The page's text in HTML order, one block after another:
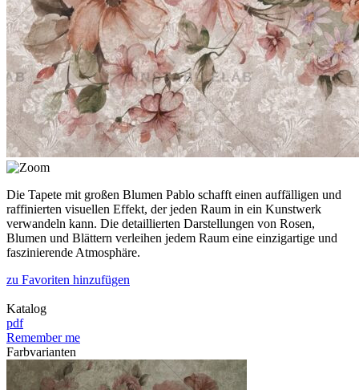
Die Tapete mit großen Blumen Pablo schafft einen auffälligen und
raffinierten visuellen Effekt, der jeden Raum in ein Kunstwerk
verwandeln kann. Die detaillierten Darstellungen von Rosen,
Blumen und Blättern verleihen jedem Raum eine einzigartige und
faszinierende Atmosphäre.
zu Favoriten hinzufügen
Katalog
pdf
Remember me
Farbvarianten